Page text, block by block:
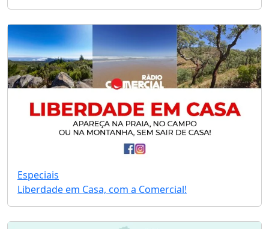
Especiais
Liberdade em Casa, com a Comercial!